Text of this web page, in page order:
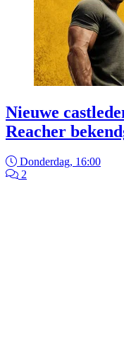
Nieuwe
Reacher
Donderdag, 16:00
2